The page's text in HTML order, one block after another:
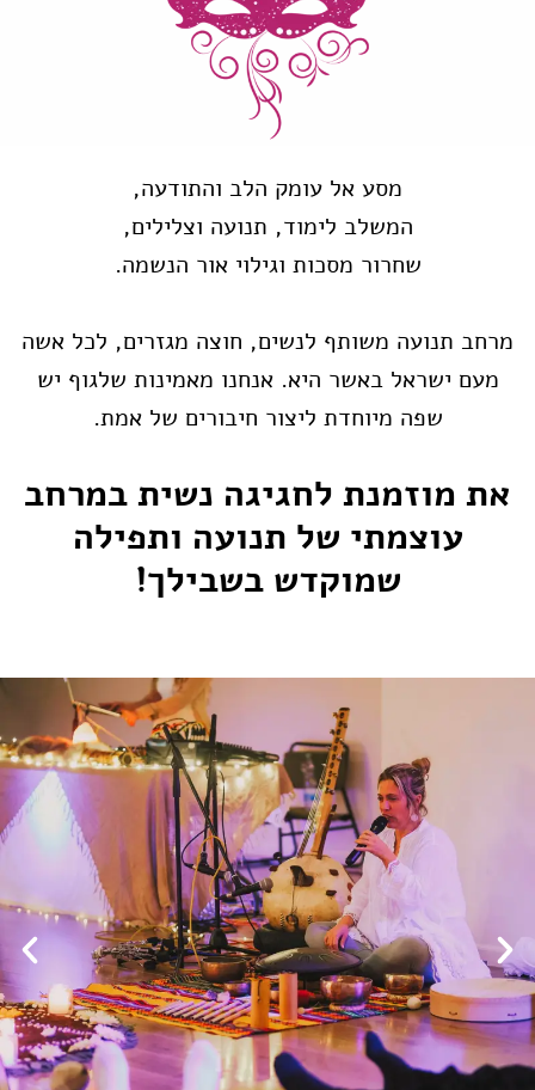
מסע אל עומק הלב והתודעה,
המשלב לימוד, תנועה וצלילים,
שחרור מסכות וגילוי אור הנשמה.
מרחב תנועה משותף לנשים, חוצה מגזרים, לכל אשה
מעם ישראל באשר היא. אנחנו מאמינות שלגוף יש
שפה מיוחדת ליצור חיבורים של אמת.
את מוזמנת לחגיגה נשית במרחב
עוצמתי של תנועה ותפילה
שמוקדש בשבילך!